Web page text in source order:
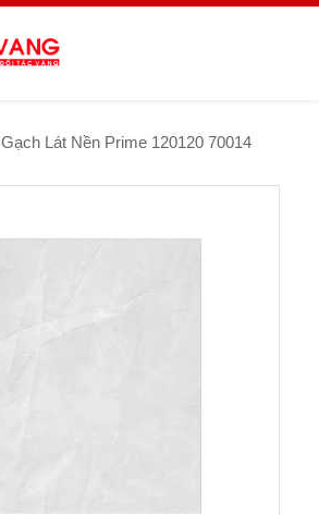
Gạch Lát Nền Prime 120120 70014